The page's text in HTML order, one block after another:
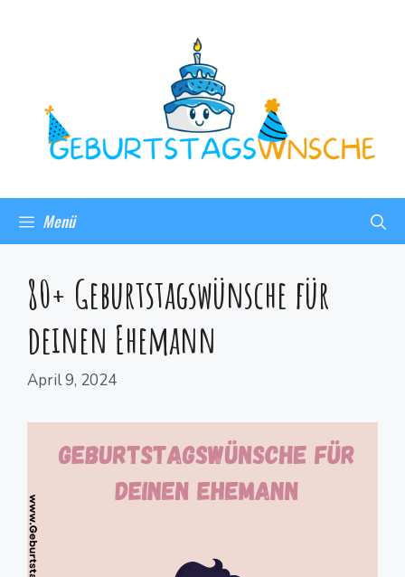
Menü
80+ Geburtstagswünsche für
deinen Ehemann
April 9, 2024